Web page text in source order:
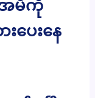
အမိကို
ပေးနေ